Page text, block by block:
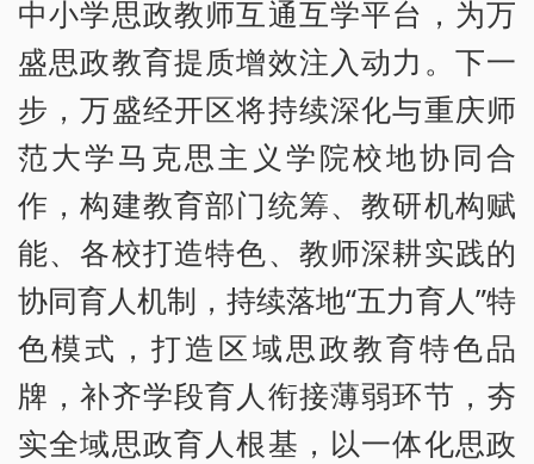
中小学思政教师互通互学平台，为万
盛思政教育提质增效注入动力。下一
步，万盛经开区将持续深化与重庆师
范大学马克思主义学院校地协同合
作，构建教育部门统筹、教研机构赋
能、各校打造特色、教师深耕实践的
协同育人机制，持续落地“五力育人”特
色模式，打造区域思政教育特色品
牌，补齐学段育人衔接薄弱环节，夯
实全域思政育人根基，以一体化思政